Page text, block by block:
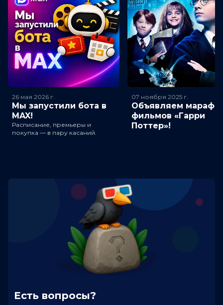
26 мая 2026 г.
Мы запустили бота в
MAX!
Расписание, премьеры и
покупка — в пару касаний.
07 ноября 2025 г.
Объявляем
фильмов «Гарри
Поттер»!
Есть вопросы?